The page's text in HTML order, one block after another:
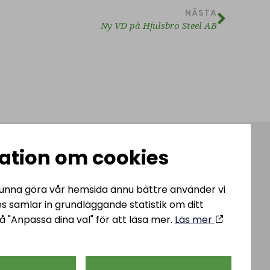
NÄSTA
Ny VD på Hjulsbro Steel AB
AB
43,
info@hjulsbrosteel.com
Tel: 013 – 32 82 00
om cookies
göra vår hemsida ännu bättre använder vi
samlar in grundläggande statistik om ditt
"Anpassa dina val" för att läsa mer. Läs mer